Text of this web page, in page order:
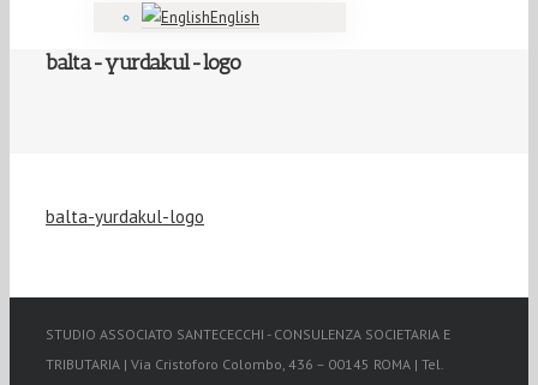
English
balta-yurdakul-logo
balta-yurdakul-logo
STUDIO ASSOCIATO SANTECECCHI - CONSULENZA SOCIETARIA E
TRIBUTARIA | Via Cristoforo Colombo, 436 – 00145 ROMA | Tel.